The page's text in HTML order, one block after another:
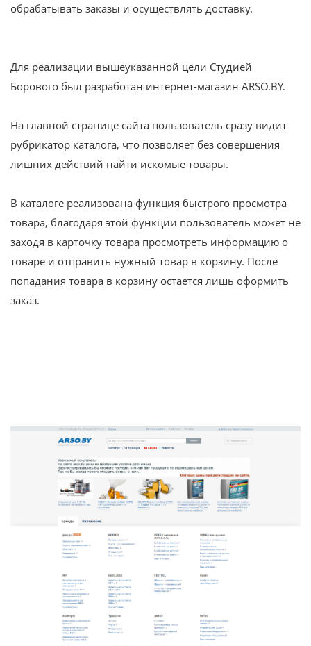
обрабатывать заказы и осуществлять доставку.
Для реализации вышеуказанной цели Студией
Борового был разработан интернет-магазин ARSO.BY.
На главной странице сайта пользователь сразу видит
рубрикатор каталога, что позволяет без совершения
лишних действий найти искомые товары.
В каталоге реализована функция быстрого просмотра
товара, благодаря этой функции пользователь может не
заходя в карточку товара просмотреть информацию о
товаре и отправить нужный товар в корзину. После
попадания товара в корзину остается лишь оформить
заказ.